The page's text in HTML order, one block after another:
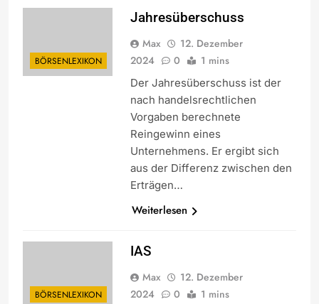
BÖRSENLEXIKON
Jahresüberschuss
Max
12. Dezember
2024
0 1 mins
Der Jahresüberschuss ist der
nach handelsrechtlichen
Vorgaben berechnete
Reingewinn eines
Unternehmens. Er ergibt sich
aus der Differenz zwischen den
Erträgen…
Weiterlesen
BÖRSENLEXIKON
IAS
Max
12. Dezember
2024
0 1 mins